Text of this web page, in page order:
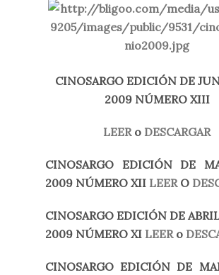
CINOSARGO EDICIÓN DE
2009 NÚMERO XIII
LEERo DESCARGAR
CINOSARGO EDICIÓN DE
2009 NÚMERO XII LEERO
CINOSARGO EDICIÓN DE
2009 NÚMERO XI LEER o
CINOSARGO EDICIÓN DE